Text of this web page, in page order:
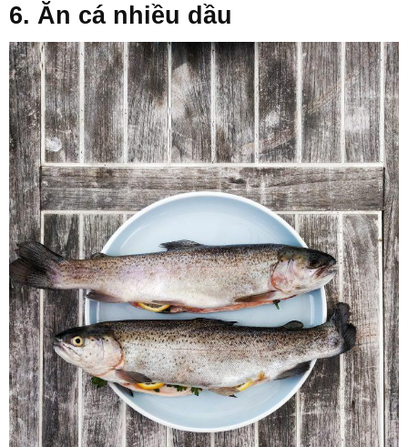
6. Ăn cá nhiều dầu